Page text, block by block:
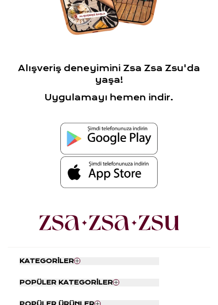
Alışveriş deneyimini Zsa Zsa Zsu'da
yaşa!
Uygulamayı hemen indir.
KATEGORİLER
Nevresim Seti
Tabaklar
POPÜLER KATEGORİLER
Kapı Önü Paspası
POPÜLER ÜRÜNLER